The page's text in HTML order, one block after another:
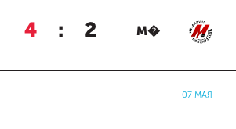
4 : 2 М�
07 МАЯ